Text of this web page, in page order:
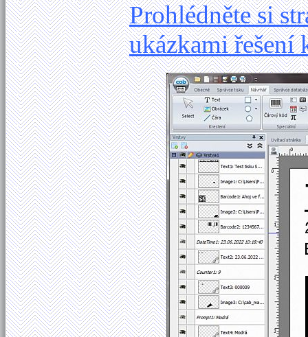
Prohlédněte si
ukázkami řešení